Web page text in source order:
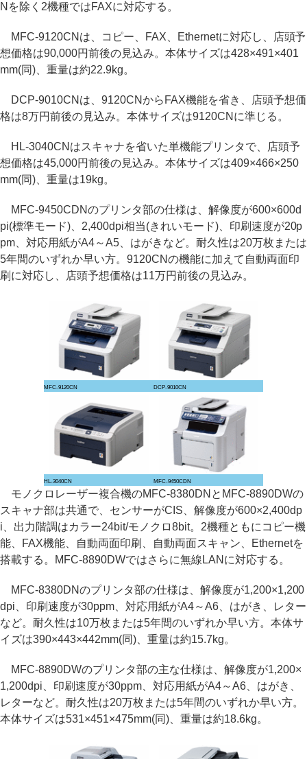
Nを除く2機種ではFAXに対応する。
MFC-9120CNは、コピー、FAX、Ethernetに対応し、店頭予
想価格は90,000円前後の見込み。本体サイズは428×491×401
mm(同)、重量は約22.9kg。
DCP-9010CNは、9120CNからFAX機能を省き、店頭予想価
格は8万円前後の見込み。本体サイズは9120CNに準じる。
HL-3040CNはスキャナを省いた単機能プリンタで、店頭予
想価格は45,000円前後の見込み。本体サイズは409×466×250
mm(同)、重量は19kg。
MFC-9450CDNのプリンタ部の仕様は、解像度が600×600d
pi(標準モード)、2,400dpi相当(きれいモード)、印刷速度が20p
pm、対応用紙がA4～A5、はがきなど。耐久性は20万枚または
5年間のいずれか早い方。9120CNの機能に加えて自動両面印
刷に対応し、店頭予想価格は11万円前後の見込み。
MFC-9120CN DCP-9010CN
HL-3040CN MFC-9450CDN
モノクロレーザー複合機のMFC-8380DNとMFC-8890DWの
スキャナ部は共通で、センサーがCIS、解像度が600×2,400dp
i、出力階調はカラー24bit/モノクロ8bit。2機種ともにコピー機
能、FAX機能、自動両面印刷、自動両面スキャン、Ethernetを
搭載する。MFC-8890DWではさらに無線LANに対応する。
MFC-8380DNのプリンタ部の仕様は、解像度が1,200×1,200
dpi、印刷速度が30ppm、対応用紙がA4～A6、はがき、レター
など。耐久性は10万枚または5年間のいずれか早い方。本体サ
イズは390×443×442mm(同)、重量は約15.7kg。
MFC-8890DWのプリンタ部の主な仕様は、解像度が1,200×
1,200dpi、印刷速度が30ppm、対応用紙がA4～A6、はがき、
レターなど。耐久性は20万枚または5年間のいずれか早い方。
本体サイズは531×451×475mm(同)、重量は約18.6kg。